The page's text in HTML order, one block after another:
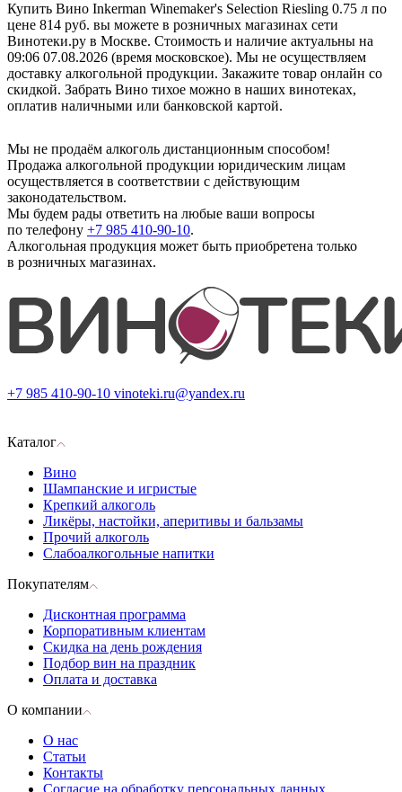
Купить Вино Inkerman Winemaker's Selection Riesling 0.75 л по
цене 814 руб. вы можете в розничных магазинах сети
Винотеки.ру в Москве. Стоимость и наличие актуальны на
09:06 07.08.2026 (время московское). Мы не осуществляем
доставку алкогольной продукции. Закажите товар онлайн со
скидкой. Забрать Вино тихое можно в наших винотеках,
оплатив наличными или банковской картой.
Мы не продаём алкоголь дистанционным способом!
Продажа алкогольной продукции юридическим лицам
осуществляется в соответствии с действующим
законодательством.
Мы будем рады ответить на любые ваши вопросы
по телефону +7 985 410-90-10.
Алкогольная продукция может быть приобретена только
в розничных магазинах.
+7 985 410-90-10 vinoteki.ru@yandex.ru
Каталог
Вино
Шампанские и игристые
Крепкий алкоголь
Ликёры, настойки, аперитивы и бальзамы
Прочий алкоголь
Слабоалкогольные напитки
Покупателям
Дисконтная программа
Корпоративным клиентам
Скидка на день рождения
Подбор вин на праздник
Оплата и доставка
О компании
О нас
Статьи
Контакты
Согласие на обработку персональных данных